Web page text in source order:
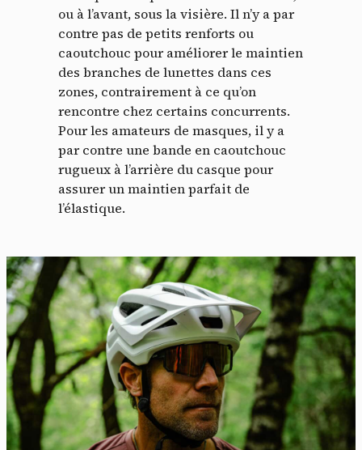
ou à l’avant, sous la visière. Il n’y a par
contre pas de petits renforts ou
caoutchouc pour améliorer le maintien
des branches de lunettes dans ces
zones, contrairement à ce qu’on
rencontre chez certains concurrents.
Pour les amateurs de masques, il y a
par contre une bande en caoutchouc
rugueux à l’arrière du casque pour
assurer un maintien parfait de
l’élastique.